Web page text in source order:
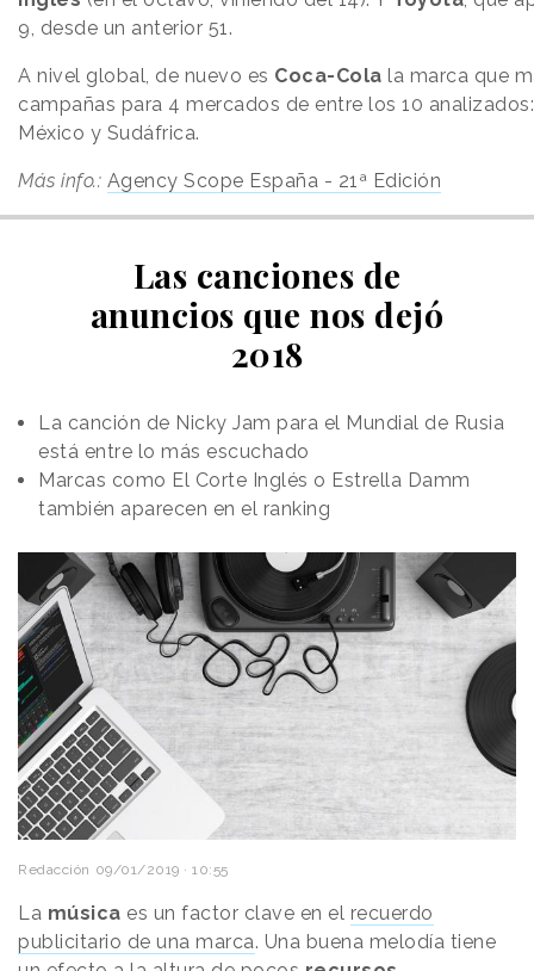
9, desde un anterior 51.
A nivel global, de nuevo es Coca-Cola la marca que
campañas para 4 mercados de entre los 10
México y Sudáfrica.
Más info.: Agency Scope España - 21ª Edición
Las canciones de
anuncios que nos dejó
2018
La canción de Nicky Jam para el Mundial de Rusia
está entre lo más escuchado
Marcas como El Corte Inglés o Estrella Damm
también aparecen en el ranking
Redacción 09/01/2019 · 10:55
La música es un factor clave en el recuerdo
publicitario de una marca. Una buena melodía tiene